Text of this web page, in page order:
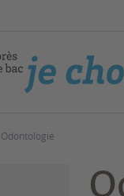
Odontologie